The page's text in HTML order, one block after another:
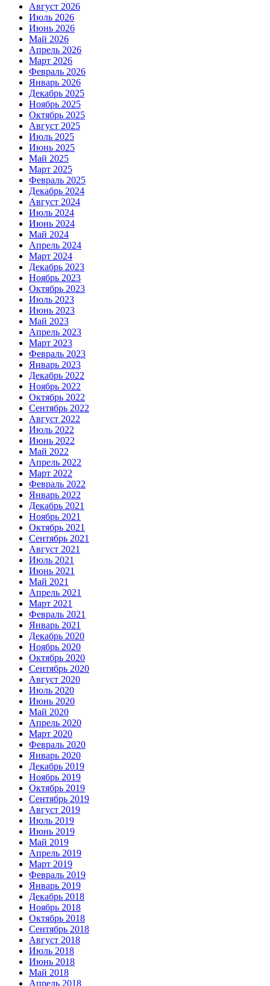
Август 2026
Июль 2026
Июнь 2026
Май 2026
Апрель 2026
Март 2026
Февраль 2026
Январь 2026
Декабрь 2025
Ноябрь 2025
Октябрь 2025
Август 2025
Июль 2025
Июнь 2025
Май 2025
Март 2025
Февраль 2025
Декабрь 2024
Август 2024
Июль 2024
Июнь 2024
Май 2024
Апрель 2024
Март 2024
Декабрь 2023
Ноябрь 2023
Октябрь 2023
Июль 2023
Июнь 2023
Май 2023
Апрель 2023
Март 2023
Февраль 2023
Январь 2023
Декабрь 2022
Ноябрь 2022
Октябрь 2022
Сентябрь 2022
Август 2022
Июль 2022
Июнь 2022
Май 2022
Апрель 2022
Март 2022
Февраль 2022
Январь 2022
Декабрь 2021
Ноябрь 2021
Октябрь 2021
Сентябрь 2021
Август 2021
Июль 2021
Июнь 2021
Май 2021
Апрель 2021
Март 2021
Февраль 2021
Январь 2021
Декабрь 2020
Ноябрь 2020
Октябрь 2020
Сентябрь 2020
Август 2020
Июль 2020
Июнь 2020
Май 2020
Апрель 2020
Март 2020
Февраль 2020
Январь 2020
Декабрь 2019
Ноябрь 2019
Октябрь 2019
Сентябрь 2019
Август 2019
Июль 2019
Июнь 2019
Май 2019
Апрель 2019
Март 2019
Февраль 2019
Январь 2019
Декабрь 2018
Ноябрь 2018
Октябрь 2018
Сентябрь 2018
Август 2018
Июль 2018
Июнь 2018
Май 2018
Апрель 2018